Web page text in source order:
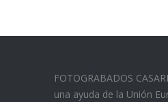
FOTOGRABADOS
una ayuda de la Unión